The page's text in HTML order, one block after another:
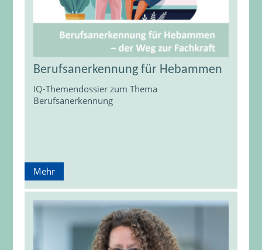
Berufsanerkennung für Hebammen
IQ-Themendossier zum Thema
Berufsanerkennung
Mehr